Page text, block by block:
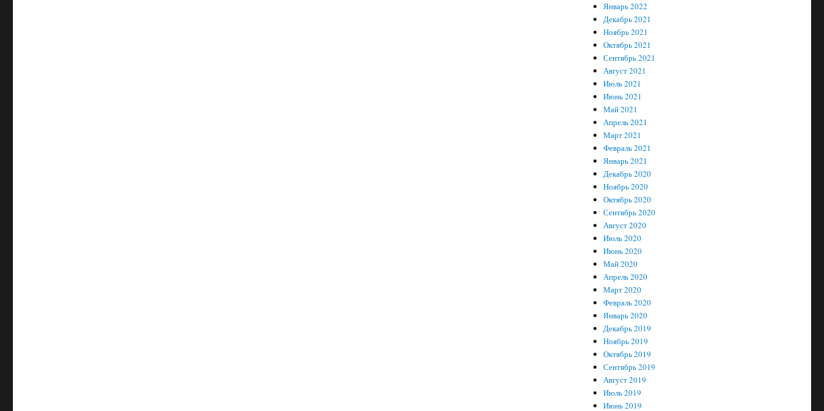
Январь 2022
Декабрь 2021
Ноябрь 2021
Октябрь 2021
Сентябрь 2021
Август 2021
Июль 2021
Июнь 2021
Май 2021
Апрель 2021
Март 2021
Февраль 2021
Январь 2021
Декабрь 2020
Ноябрь 2020
Октябрь 2020
Сентябрь 2020
Август 2020
Июль 2020
Июнь 2020
Май 2020
Апрель 2020
Март 2020
Февраль 2020
Январь 2020
Декабрь 2019
Ноябрь 2019
Октябрь 2019
Сентябрь 2019
Август 2019
Июль 2019
Июнь 2019